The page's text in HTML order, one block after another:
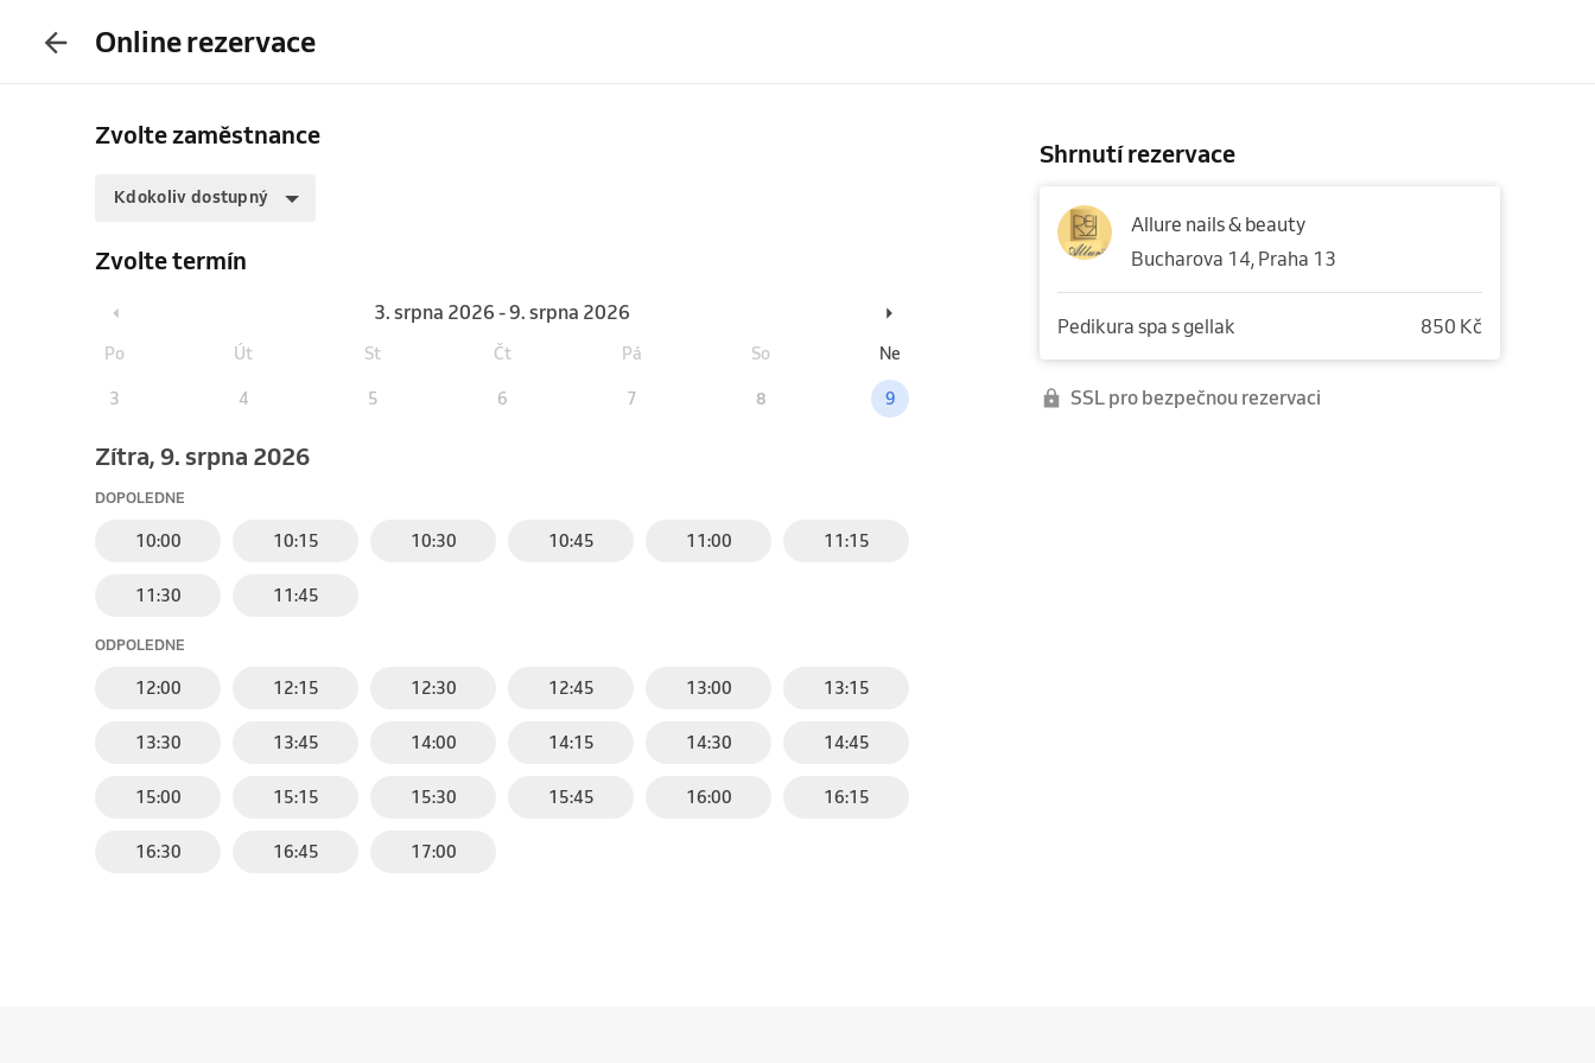
Online rezervace
Zvolte zaměstnance
Kdokoliv dostupný
Zvolte termín
3. srpna 2026 - 9. srpna 2026
Po Út St Čt Pá So Ne
3 4 5 6 7 8 9
Zítra, 9. srpna 2026
DOPOLEDNE
10:00 10:15 10:30 10:45 11:00 11:15
11:30 11:45
ODPOLEDNE
12:00 12:15 12:30 12:45 13:00 13:15
13:30 13:45 14:00 14:15 14:30 14:45
15:00 15:15 15:30 15:45 16:00 16:15
16:30 16:45 17:00
Shrnutí rezervace
Allure nails & beauty
Bucharova 14, Praha 13
Pedikura spa s gellak 850 Kč
SSL pro bezpečnou rezervaci